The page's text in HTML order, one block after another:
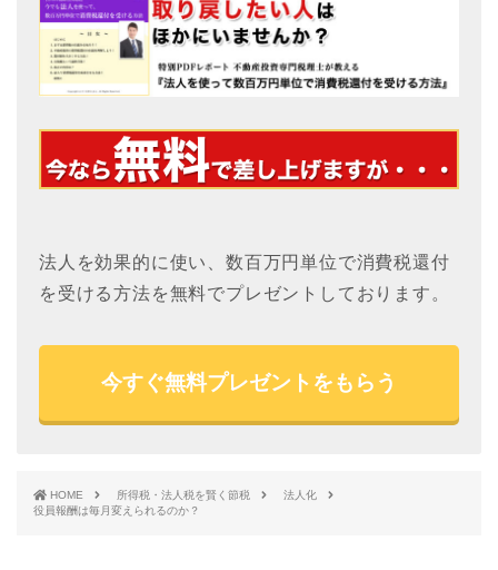
法人を効果的に使い、数百万円単位で消費税還付
を受ける方法を無料でプレゼントしております。
今すぐ無料プレゼントをもらう
HOME 所得税・法人税を賢く節税
法人化
役員報酬は毎月変えられるのか？